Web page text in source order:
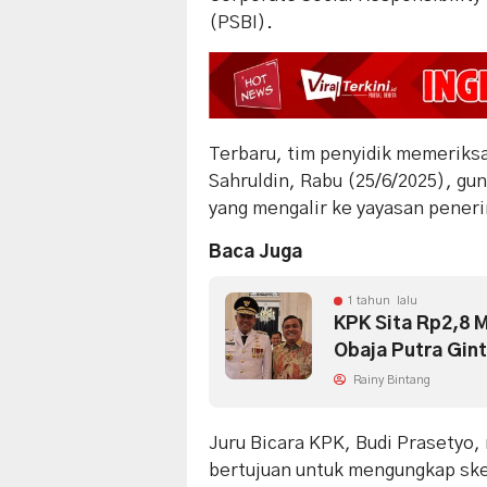
(PSBI).
Terbaru, tim penyidik
Sahruldin, Rabu (25/6/2025),
yang mengalir ke yayasan
Baca Juga
1 tahun lalu
KPK Sita Rp2,8
Obaja Putra
Rainy Bintang
Juru Bicara KPK, Budi
bertujuan untuk mengungkap